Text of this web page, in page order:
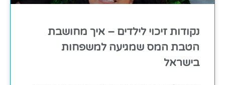
נקודות זיכוי לילדים – איך מחושבת
הטבת המס שמגיעה למשפחות
בישראל